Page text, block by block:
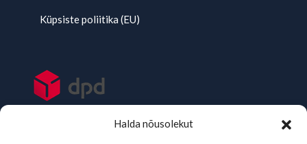
Halda nõusolekut
Küpsiste poliitika (EU)